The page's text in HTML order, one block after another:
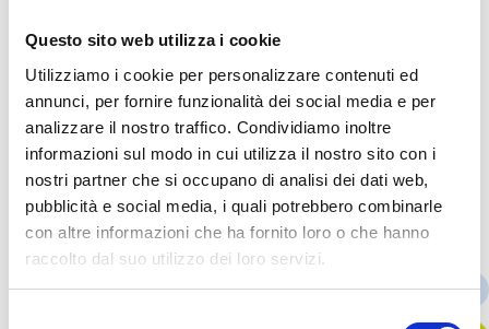
Questo sito web utilizza i cookie
Utilizziamo i cookie per personalizzare contenuti ed
annunci, per fornire funzionalità dei social media e per
analizzare il nostro traffico. Condividiamo inoltre
informazioni sul modo in cui utilizza il nostro sito con i
nostri partner che si occupano di analisi dei dati web,
pubblicità e social media, i quali potrebbero combinarle
con altre informazioni che ha fornito loro o che hanno
raccolto dal suo utilizzo dei loro servizi.
hanno giorni predefiniti di visita, quelle che
richiedono un’indicazione medica preventiva.
Prestazioni
PRESTAZIONI AMBULATORIALI
Lavaggio Auricolare
€ 80 PRENOTA ONLINE